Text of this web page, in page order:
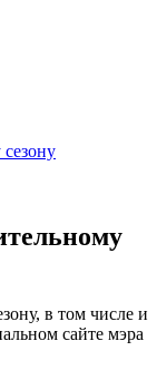
в том числе и
сайте мэра